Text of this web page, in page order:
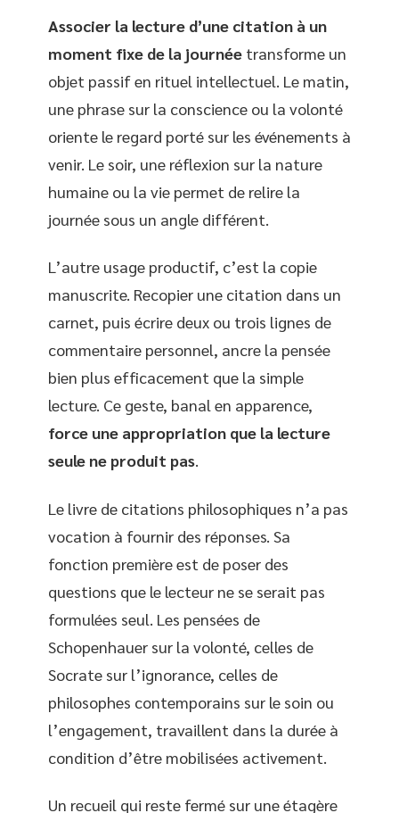
Associer la lecture d’une citation à un
moment fixe de la journée transforme un
objet passif en rituel intellectuel. Le matin,
une phrase sur la conscience ou la volonté
oriente le regard porté sur les événements à
venir. Le soir, une réflexion sur la nature
humaine ou la vie permet de relire la
journée sous un angle différent.
L’autre usage productif, c’est la copie
manuscrite. Recopier une citation dans un
carnet, puis écrire deux ou trois lignes de
commentaire personnel, ancre la pensée
bien plus efficacement que la simple
lecture. Ce geste, banal en apparence,
force une appropriation que la lecture
seule ne produit pas.
Le livre de citations philosophiques n’a pas
vocation à fournir des réponses. Sa
fonction première est de poser des
questions que le lecteur ne se serait pas
formulées seul. Les pensées de
Schopenhauer sur la volonté, celles de
Socrate sur l’ignorance, celles de
philosophes contemporains sur le soin ou
l’engagement, travaillent dans la durée à
condition d’être mobilisées activement.
Un recueil qui reste fermé sur une étagère